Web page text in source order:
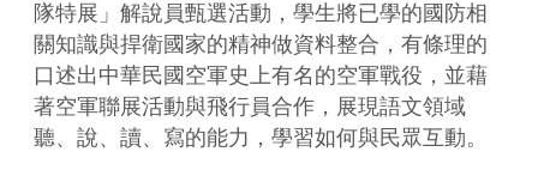
隊特展」解說員甄選活動，學生將已學的國防相
關知識與捍衛國家的精神做資料整合，有條理的
口述出中華民國空軍史上有名的空軍戰役，並藉
著空軍聯展活動與飛行員合作，展現語文領域
聽、說、讀、寫的能力，學習如何與民眾互動。